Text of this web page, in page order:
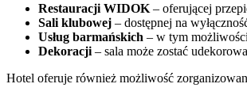
Restauracji WIDOK – oferującej
Sali klubowej – dostępnej na
Usług barmańskich – w tym
Dekoracji – sala może zostać
Hotel oferuje również możliwość